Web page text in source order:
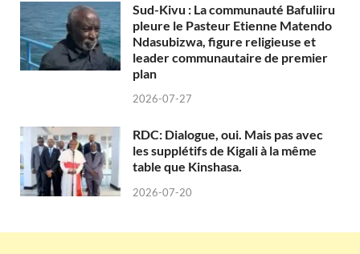
Sud-Kivu : La communauté Bafuliiru
pleure le Pasteur Etienne Matendo
Ndasubizwa, figure religieuse et
leader communautaire de premier
plan
2026-07-27
RDC: Dialogue, oui. Mais pas avec
les supplétifs de Kigali à la même
table que Kinshasa.
2026-07-20